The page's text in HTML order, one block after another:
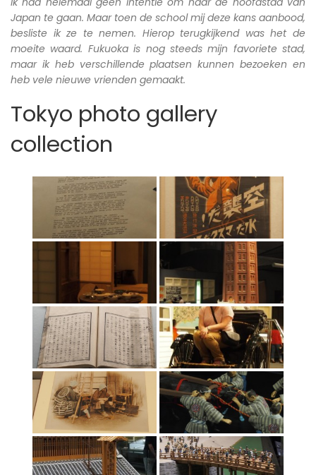
Japan te gaan. Maar toen de school mij deze kans aanbood,
besliste ik ze te nemen. Hierop terugkijkend was het de
moeite waard. Fukuoka is nog steeds mijn favoriete stad,
maar ik heb verschillende plaatsen kunnen bezoeken en
heb vele nieuwe vrienden gemaakt.
Tokyo photo gallery
collection